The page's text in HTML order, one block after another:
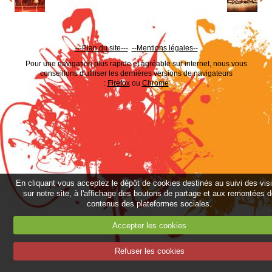
---Plan du site--- --Mentions légales--
Pour une navigation plus rapide et agréable sur internet, nous vous
conseillons d'utiliser les dernières versions de navigateurs
: Firefoxou Chrome
En cliquant vous acceptez le dépôt de cookies destinés au suivi des
sur notre site, à l'affichage des boutons de partage et aux remontées
contenus des plateformes sociales.
Accepter les cookies
Refuser les cookies